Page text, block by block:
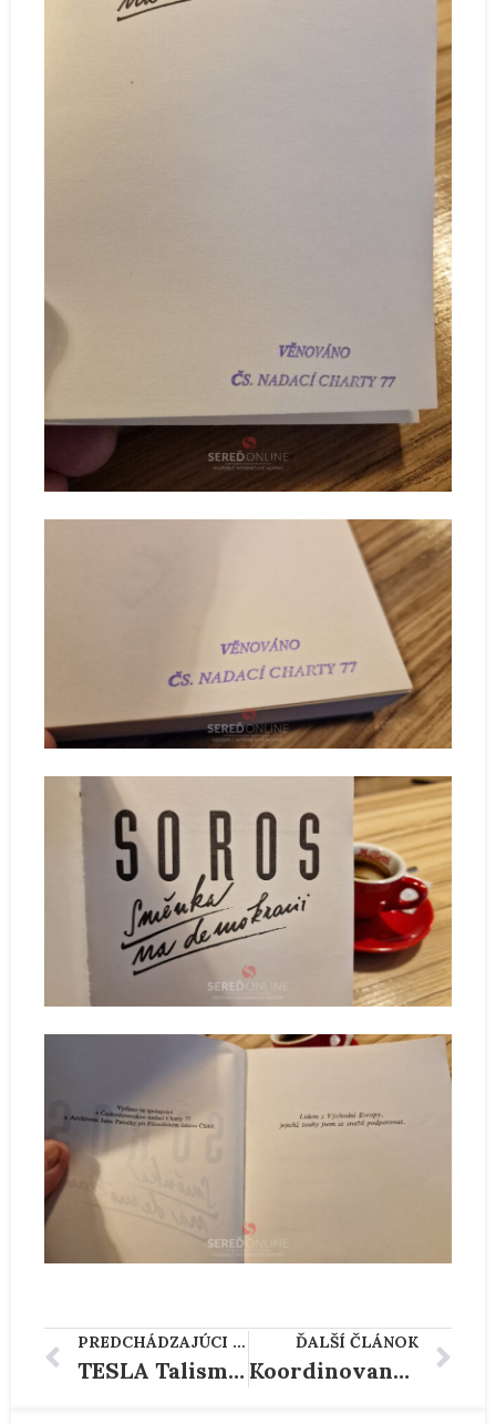
PREDCHÁDZAJÚCI ČLÁNOK
TESLA Talisman 308-U – Bakelitový elektronkový radiopřijímač
ĎALŠÍ ČLÁNOK
Koordinovaný letecký útok Iránu na Izrael výrazne eskaluje napätie na Blízkom východe